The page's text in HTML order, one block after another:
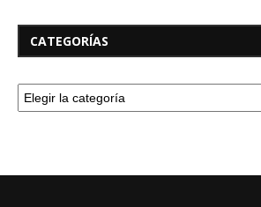
CATEGORÍAS